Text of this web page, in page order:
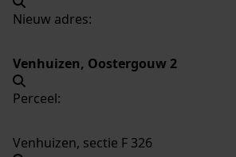
Nieuw adres:
Venhuizen, Oostergouw 2
Perceel:
Venhuizen, sectie F 326